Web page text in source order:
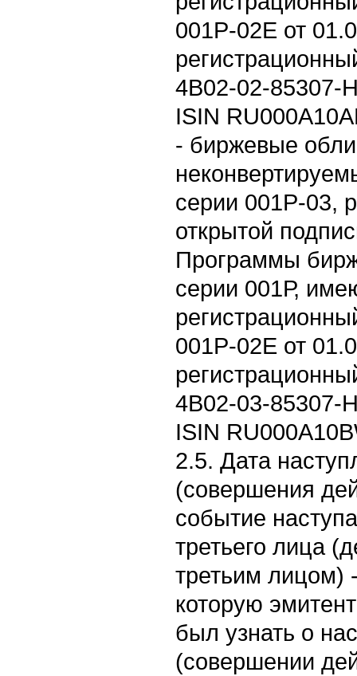
001P-02E от
4B02-02-85307-
ISIN
- биржевые
серии 001P-03,
открытой
Программы
серии 001Р,
001P-02E от
4B02-03-85307-
ISIN
2.5. Дата
(совершения
событие
третьего лица
третьим лицом)
которую
был узнать о
(совершении